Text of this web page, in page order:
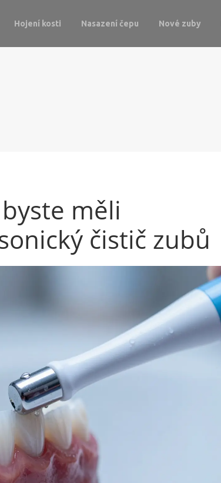
Hojení kosti Nasazení čepu Nové zuby
měli
čistič zubů